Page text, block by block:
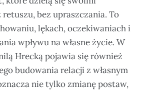
bez upraszczania. To
lękach, oczekiwaniach i
wpływu na własne życie. W
Hrecką pojawia się również
budowania relacji z własnym
nie tylko zmianę postaw,